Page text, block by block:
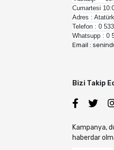
Cumartesi
Adres :
Telefon : 0
Whatsupp : 0
Email :
Bizi Takip
Kampanya,
haberdar